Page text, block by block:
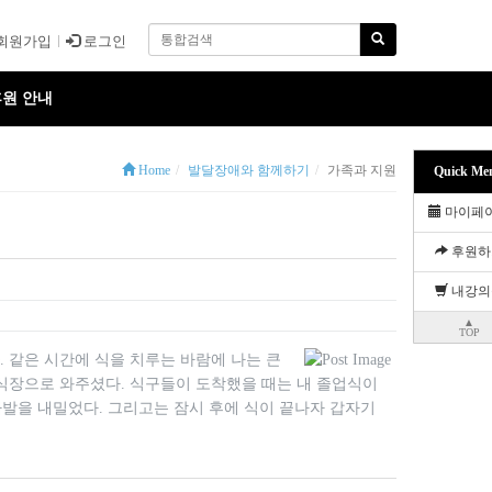
원가입 로그인
안내
Home 발달장애와 함께하기 가족과 지원
은 시간에 식을 치루는 바람에 나는 큰
으로 와주셨다. 식구들이 도착했을 때는 내 졸업식이
을 내밀었다. 그리고는 잠시 후에 식이 끝나자 갑자기
Quick
마이페
후원하
내강
▲
TOP